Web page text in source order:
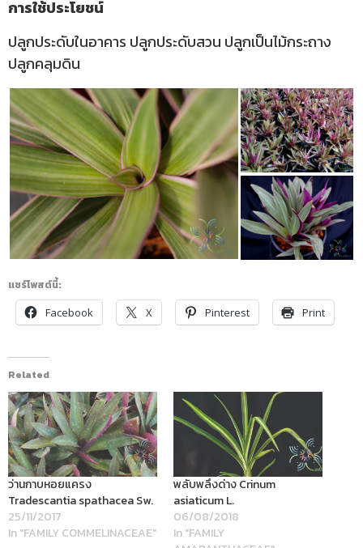
การใช้ประโยชน์
ปลูกประดับในอาคาร ปลูกประดับสวน ปลูกเป็นไม้กระถาง
ปลูกคลุมดิน
แชร์โพสต์นี้:
Facebook
X Pinterest Print
Related
ว่านกาบหอยแครง
Tradescantia spathacea Sw.
25/11/2017
In "FAMILY COMMELINACEAE"
พลับพลึงด่าง Crinum
asiaticum L.
06/08/2018
In "FAMILY